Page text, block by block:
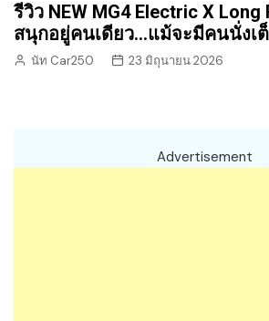
รีวิว NEW MG4 Electric X
สนุกอยู่คนเดียว…แม้จะมีคนนั่งเ
นัท Car250 23 มิถุนายน 2026
Advertisement